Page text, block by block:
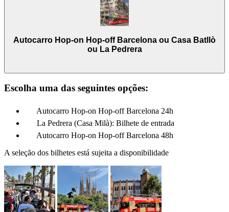
Autocarro Hop-on Hop-off Barcelona ou Casa Batllò
ou La Pedrera
Escolha uma das seguintes opções:
Autocarro Hop-on Hop-off Barcelona 24h
La Pedrera (Casa Milà): Bilhete de entrada
Autocarro Hop-on Hop-off Barcelona 48h
A seleção dos bilhetes está sujeita a disponibilidade